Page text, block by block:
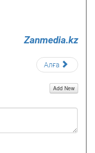
Zanmedia.kz
Алға
Add New